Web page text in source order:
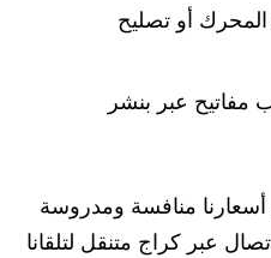
أو تصليح
عبر بنشر
أسعارنا منافسة ومدروسة
عبر كراج متنقل لتلقانا